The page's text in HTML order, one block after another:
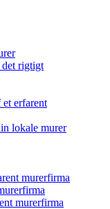
rigtigt
erfarent
lokale murer
murerfirma
murerfirma